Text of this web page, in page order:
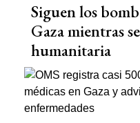
Siguen los
Gaza mientras
humanitaria